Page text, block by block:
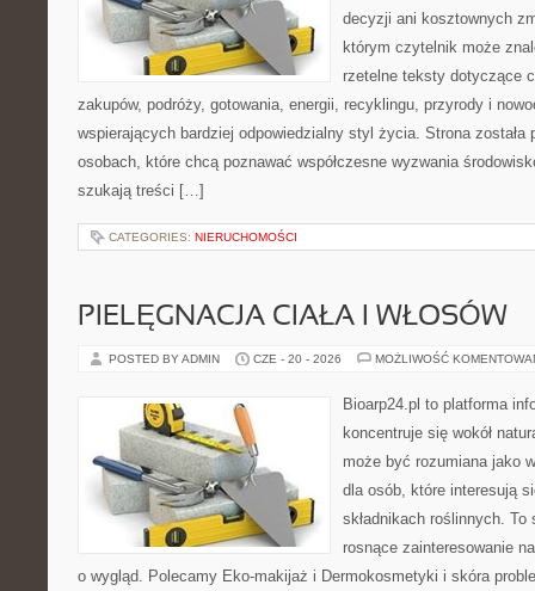
decyzji ani kosztownych
którym czytelnik może
rzetelne teksty dotyczące
zakupów, podróży, gotowania, energii, recyklingu, przyrody i
wspierających bardziej odpowiedzialny styl życia. Strona została
osobach, które chcą poznawać współczesne wyzwania
szukają treści […]
CATEGORIES: NIERUCHOMOŚCI
PIELĘGNACJA CIAŁA I WŁOSÓW
POSTED BY ADMIN CZE - 20 - 2026 MOŻLIWOŚĆ
Bioarp24.pl to platforma
koncentruje się wokół
może być rozumiana jako
dla osób, które interesują
składnikach roślinnych.
rosnące zainteresowanie
o wygląd. Polecamy Eko-makijaż i Dermokosmetyki i skóra